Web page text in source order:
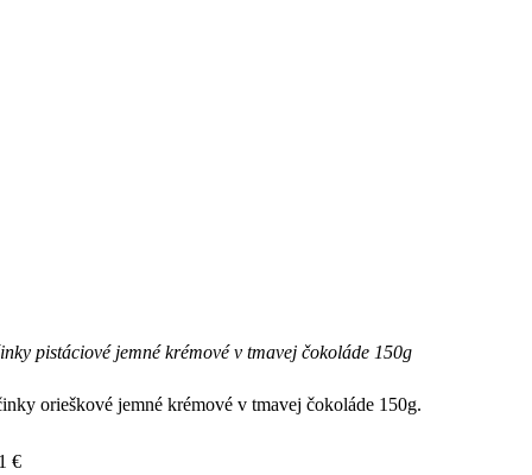
pistáciové jemné krémové v tmavej čokoláde 150g
orieškové jemné krémové v tmavej čokoláde 150g.
€